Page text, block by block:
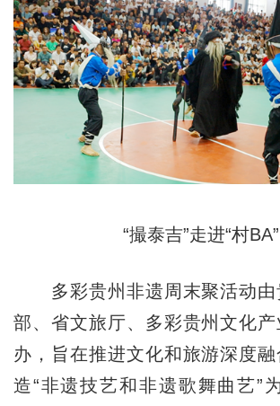
“撮泰吉”走进“村BA”
多彩贵州非遗周末聚活动由
部、省文旅厅、多彩贵州文化
办，旨在推进文化和旅游深度
造“非遗技艺和非遗歌舞曲艺”